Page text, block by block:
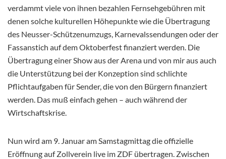
verdammt viele von ihnen bezahlen Fernsehgebühren mit
denen solche kulturellen Höhepunkte wie die Übertragung
des Neusser-Schützenumzugs, Karnevalssendungen oder der
Fassanstich auf dem Oktoberfest finanziert werden. Die
Übertragung einer Show aus der Arena und von mir aus auch
die Unterstützung bei der Konzeption sind schlichte
Pflichtaufgaben für Sender, die von den Bürgern finanziert
werden. Das muß einfach gehen – auch während der
Wirtschaftskrise.
Nun wird am 9. Januar am Samstagmittag die offizielle
Eröffnung auf Zollverein live im ZDF übertragen. Zwischen